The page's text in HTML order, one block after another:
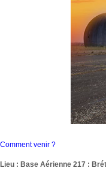
Comment venir ?
Lieu : Base Aérienne 217 :